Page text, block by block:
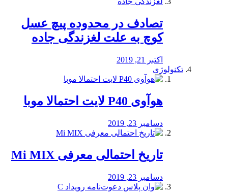
تصادف در محدوده پیچ عسل
کوچ به علت لغزندگی جاده
اکتبر 21, 2019
تکنولوژی
هوآوی P40 لایت احتمالا موبا
دسامبر 23, 2019
تاریخ احتمالی معرفی Mi MIX
دسامبر 23, 2019